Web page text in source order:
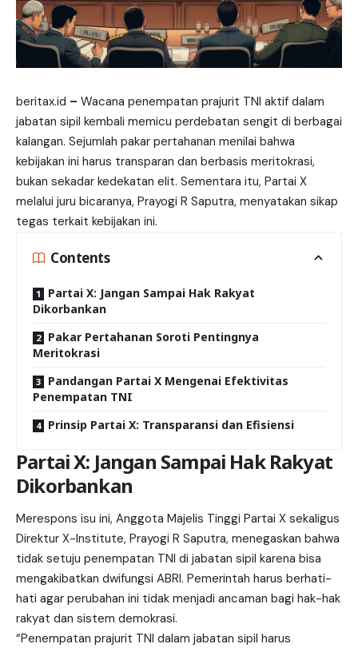
beritax.id – Wacana penempatan prajurit TNI aktif dalam
jabatan sipil kembali memicu perdebatan sengit di berbagai
kalangan. Sejumlah pakar pertahanan menilai bahwa
kebijakan ini harus transparan dan berbasis meritokrasi,
bukan sekadar kedekatan elit. Sementara itu, Partai X
melalui juru bicaranya, Prayogi R Saputra, menyatakan sikap
tegas terkait kebijakan ini.
Contents
Partai X: Jangan Sampai Hak Rakyat
Dikorbankan
Pakar Pertahanan Soroti Pentingnya
Meritokrasi
Pandangan Partai X Mengenai Efektivitas
Penempatan TNI
Prinsip Partai X: Transparansi dan Efisiensi
Partai X: Jangan Sampai Hak Rakyat
Dikorbankan
Merespons isu ini, Anggota Majelis Tinggi Partai X sekaligus
Direktur X-Institute, Prayogi R Saputra, menegaskan bahwa
tidak setuju penempatan TNI di jabatan sipil karena bisa
mengakibatkan dwifungsi ABRI. Pemerintah harus berhati-
hati agar perubahan ini tidak menjadi ancaman bagi hak-hak
rakyat dan sistem demokrasi.
“Penempatan prajurit TNI dalam jabatan sipil harus